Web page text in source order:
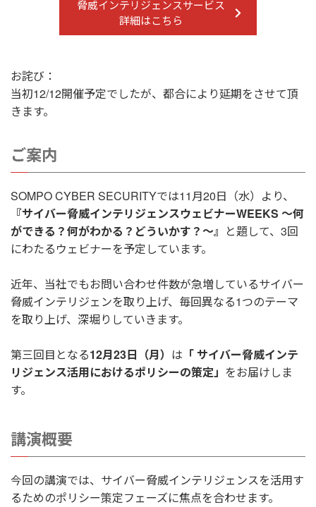
脅威インテリジェンスサービス
詳細はこちら
お詫び：
当初12/12開催予定でしたが、都合により延期をさせて頂
きます。
ご案内
SOMPO CYBER SECURITYでは11月20日（水）より、
『サイバー脅威インテリジェンスウェビナーWEEKS ～何
ができる？何がわかる？どういかす？～』 と題して、3回
にわたるウェビナーを予定しています。
近年、当社でもお問い合わせ件数が急増しているサイバー
脅威インテリジェンを取り上げ、毎回異なる1つのテーマ
を取り上げ、深堀りしていきます。
第三回目となる12月23日（月） は 「 サイバー脅威インテ
リジェンス活用におけるポリシーの策定」 をお届けしま
す。
講演概要
今回の講演では、サイバー脅威インテリジェンスを活用す
るためのポリシー策定フェーズに焦点を合わせます。